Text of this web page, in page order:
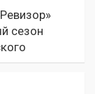
сезон